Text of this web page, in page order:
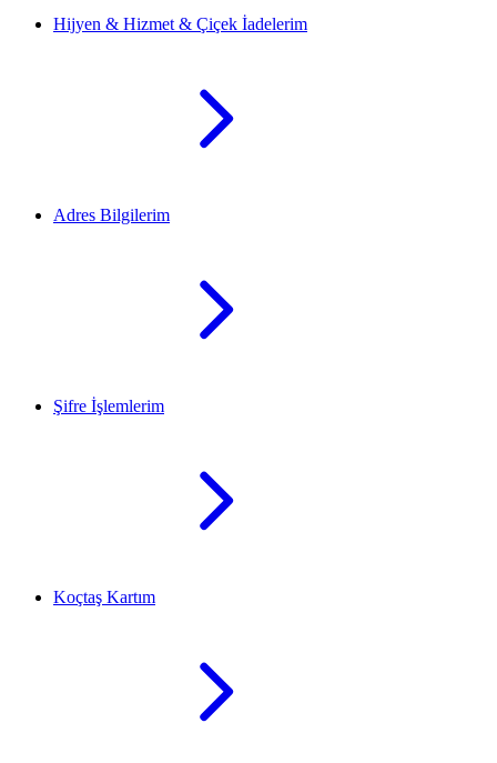
Hijyen & Hizmet & Çiçek İadelerim
Adres Bilgilerim
Şifre İşlemlerim
Koçtaş Kartım